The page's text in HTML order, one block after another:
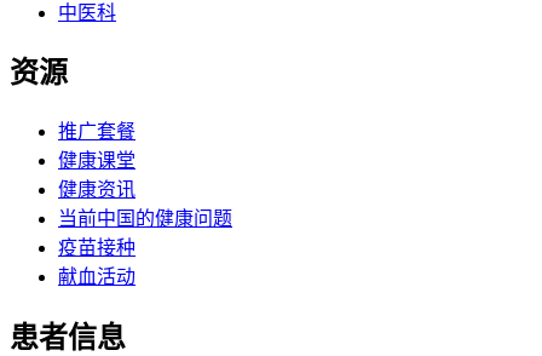
中医科
资源
推广套餐
健康课堂
健康资讯
当前中国的健康问题
疫苗接种
献血活动
患者信息